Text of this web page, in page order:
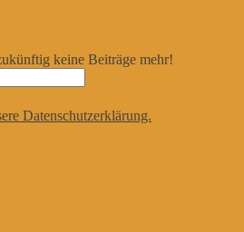
keine Beiträge mehr!
Datenschutzerklärung.